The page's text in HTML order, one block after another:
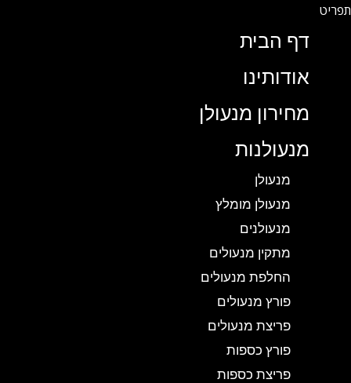
דף הבית
אודותינו
מחירון מנעולן
מנעולנות
מנעולן
מנעולן מומלץ
מנעולנים
מתקין מנעולים
החלפת מנעולים
פורץ מנעולים
פריצת מנעולים
פורץ כספות
פריצת כספות